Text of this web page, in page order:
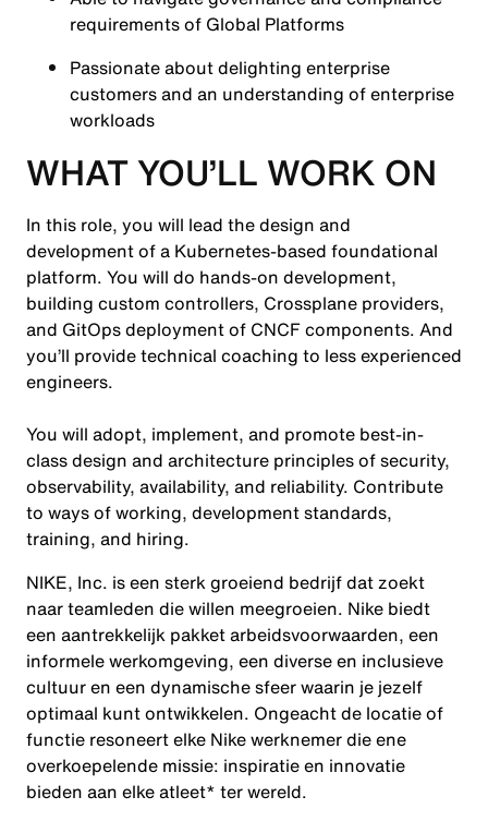
requirements of Global Platforms
Passionate about delighting enterprise
customers and an understanding of enterprise
workloads
WHAT YOU’LL WORK ON
In this role, you will lead the design and
development of a Kubernetes-based foundational
platform. You will do hands-on development,
building custom controllers, Crossplane providers,
and GitOps deployment of CNCF components. And
you’ll provide technical coaching to less experienced
engineers.
You will adopt, implement, and promote best-in-
class design and architecture principles of security,
observability, availability, and reliability. Contribute
to ways of working, development standards,
training, and hiring.
NIKE, Inc. is een sterk groeiend bedrijf dat zoekt
naar teamleden die willen meegroeien. Nike biedt
een aantrekkelijk pakket arbeidsvoorwaarden, een
informele werkomgeving, een diverse en inclusieve
cultuur en een dynamische sfeer waarin je jezelf
optimaal kunt ontwikkelen. Ongeacht de locatie of
functie resoneert elke Nike werknemer die ene
overkoepelende missie: inspiratie en innovatie
bieden aan elke atleet* ter wereld.